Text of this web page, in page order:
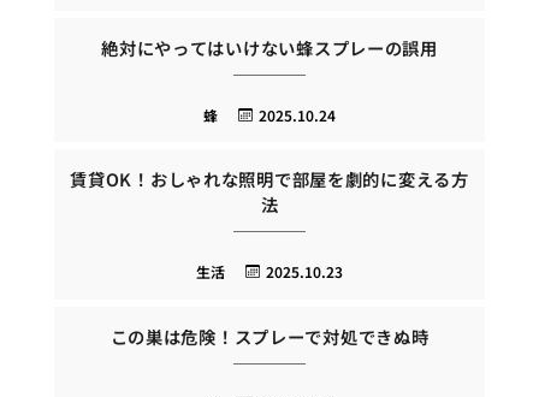
絶対にやってはいけない蜂スプレーの誤用
2025.10.24
蜂
賃貸OK！おしゃれな照明で部屋を劇的に変える方
法
2025.10.23
生活
この巣は危険！スプレーで対処できぬ時